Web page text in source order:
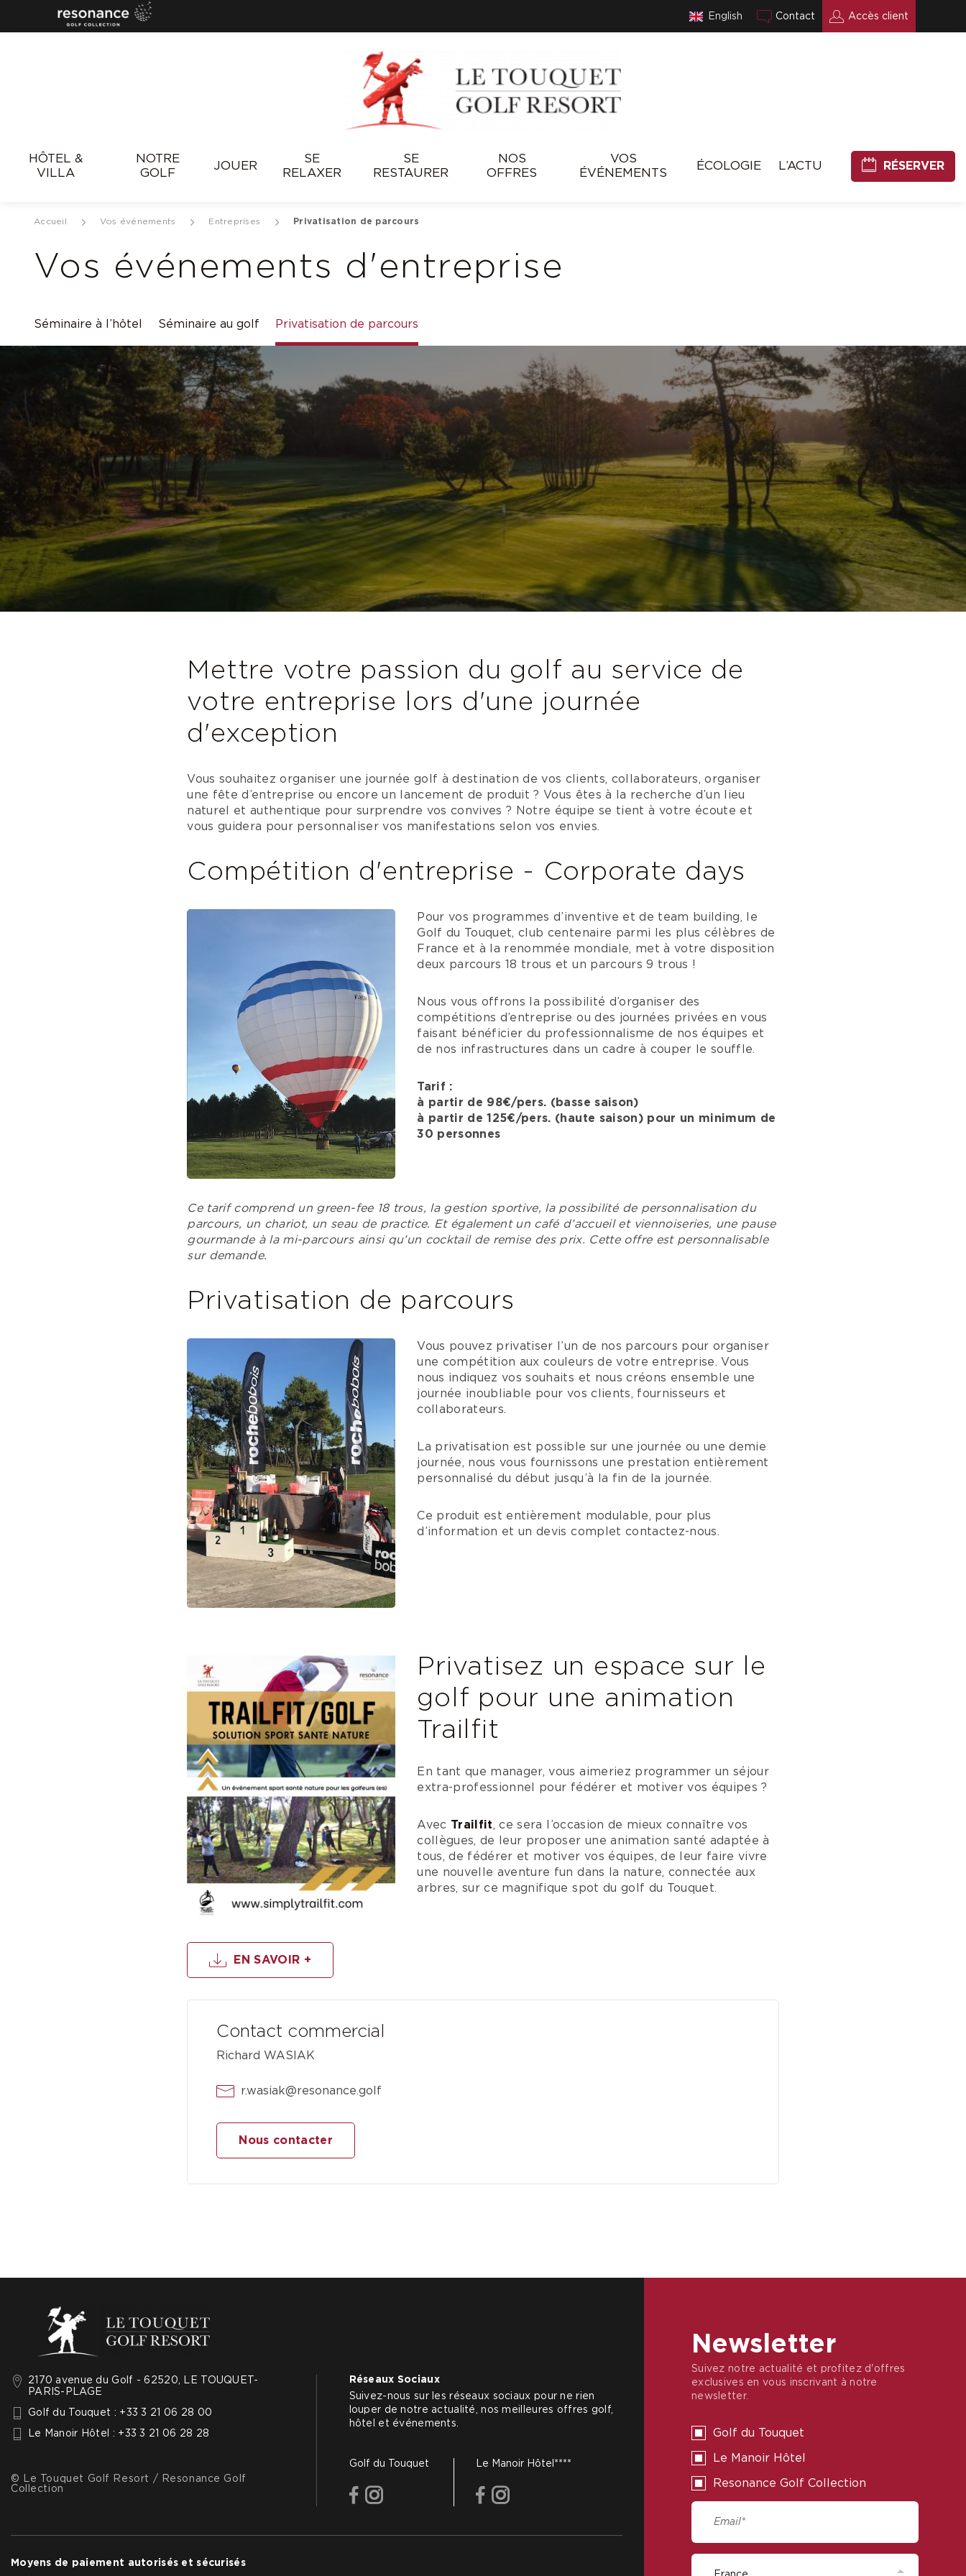
Resonance
English Contact Accès client
HÔTEL &
VILLA
NOTRE
GOLF
JOUER
SE
RELAXER
SE
RESTAURER
NOS
OFFRES
VOS
ÉVÉNEMENTS
ÉCOLOGIE L’ACTU RÉSERVER
Accueil Vos événements Entreprises Privatisation de parcours
Vos événements d'entreprise
Séminaire à l’hôtel Séminaire au golf Privatisation de parcours
Mettre votre passion du golf au service de
votre entreprise lors d'une journée
d'exception
Vous souhaitez organiser une journée golf à destination de vos clients, collaborateurs, organiser
une fête d’entreprise ou encore un lancement de produit ? Vous êtes à la recherche d’un lieu
naturel et authentique pour surprendre vos convives ? Notre équipe se tient à votre écoute et
vous guidera pour personnaliser vos manifestations selon vos envies.
Compétition d'entreprise - Corporate days
Pour vos programmes d’inventive et de team building, le
Golf du Touquet, club centenaire parmi les plus célèbres de
France et à la renommée mondiale, met à votre disposition
deux parcours 18 trous et un parcours 9 trous !
Nous vous offrons la possibilité d’organiser des
compétitions d’entreprise ou des journées privées en vous
faisant bénéficier du professionnalisme de nos équipes et
de nos infrastructures dans un cadre à couper le souffle.
Tarif :
à partir de 98€/pers. (basse saison)
à partir de 125€/pers. (haute saison) pour un minimum de
30 personnes
Ce tarif comprend un green-fee 18 trous, la gestion sportive, la possibilité de personnalisation du
parcours, un chariot, un seau de practice. Et également un café d’accueil et viennoiseries, une pause
gourmande à la mi-parcours ainsi qu’un cocktail de remise des prix. Cette offre est personnalisable
sur demande.
Privatisation de parcours
Vous pouvez privatiser l’un de nos parcours pour organiser
une compétition aux couleurs de votre entreprise. Vous
nous indiquez vos souhaits et nous créons ensemble une
journée inoubliable pour vos clients, fournisseurs et
collaborateurs.
La privatisation est possible sur une journée ou une demie
journée, nous vous fournissons une prestation entièrement
personnalisé du début jusqu’à la fin de la journée.
Ce produit est entièrement modulable, pour plus
d’information et un devis complet contactez-nous.
Privatisez un espace sur le
golf pour une animation
Trailfit
En tant que manager, vous aimeriez programmer un séjour
extra-professionnel pour fédérer et motiver vos équipes ?
Avec Trailfit, ce sera l’occasion de mieux connaître vos
collègues, de leur proposer une animation santé adaptée à
tous, de fédérer et motiver vos équipes, de leur faire vivre
une nouvelle aventure fun dans la nature, connectée aux
arbres, sur ce magnifique spot du golf du Touquet.
EN SAVOIR +
Contact commercial
Richard WASIAK
r.wasiak@resonance.golf
Nous contacter
2170 avenue du Golf - 62520, LE TOUQUET-
PARIS-PLAGE
Golf du Touquet : +33 3 21 06 28 00
Le Manoir Hôtel : +33 3 21 06 28 28
© Le Touquet Golf Resort / Resonance Golf
Collection
Réseaux Sociaux
Suivez-nous sur les réseaux sociaux pour ne rien
louper de notre actualité, nos meilleures offres golf,
hôtel et événements.
Golf du Touquet
facebookinstagram
Le Manoir Hôtel****
facebookinstagram
Moyens de paiement autorisés et sécurisés
Newsletter
Suivez notre actualité et profitez d'offres
exclusives en vous inscrivant à notre
newsletter.
Golf du Touquet
Le Manoir Hôtel
Resonance Golf Collection